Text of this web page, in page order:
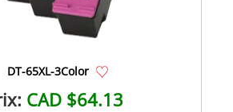
DT-65XL-3Color
CAD $64.13